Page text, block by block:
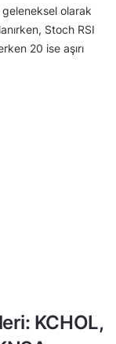
geleneksel olarak
Stoch RSI
20 ise aşırı
KCHOL,